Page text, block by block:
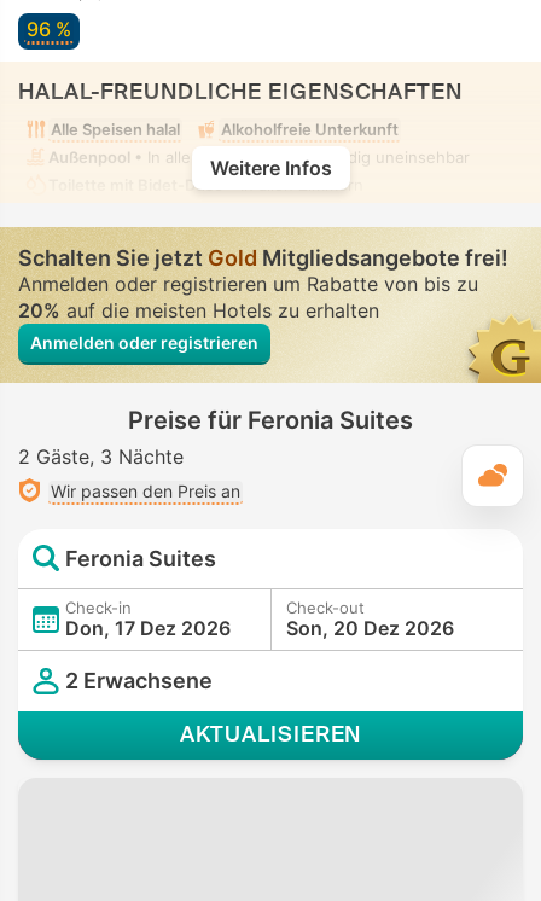
96 %
HALAL-FREUNDLICHE EIGENSCHAFTEN
Alle Speisen halal
Alkoholfreie Unterkunft
Außenpool • In allen Zimmern • Vollständig uneinsehbar
Toilette mit Bidet-Düse
• In allen Zimmern
Weitere Infos
Schalten Sie jetztGold Mitgliedsangebote frei!
Anmelden oder registrieren um Rabatte von bis zu
20%auf die meisten Hotels zu erhalten
Anmelden oder registrieren
Preise für Feronia Suites
2 Gäste 3 Nächte
Wir passen den Preis an
Feronia Suites
Check-in
Don, 17 Dez 2026
Check-out
Son, 20 Dez 2026
2 Erwachsene
AKTUALISIEREN